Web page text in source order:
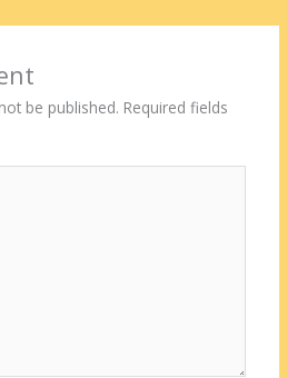
be published. Required fields